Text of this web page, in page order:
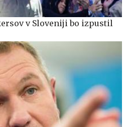
v Sloveniji bo izpustil